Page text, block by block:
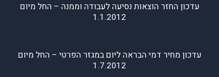
עדכון החזר הוצאות נסיעה לעבודה וממנה – החל מיום
1.1.2012
עדכון מחיר דמי הבראה ליום במגזר הפרטי – החל מיום
1.7.2012